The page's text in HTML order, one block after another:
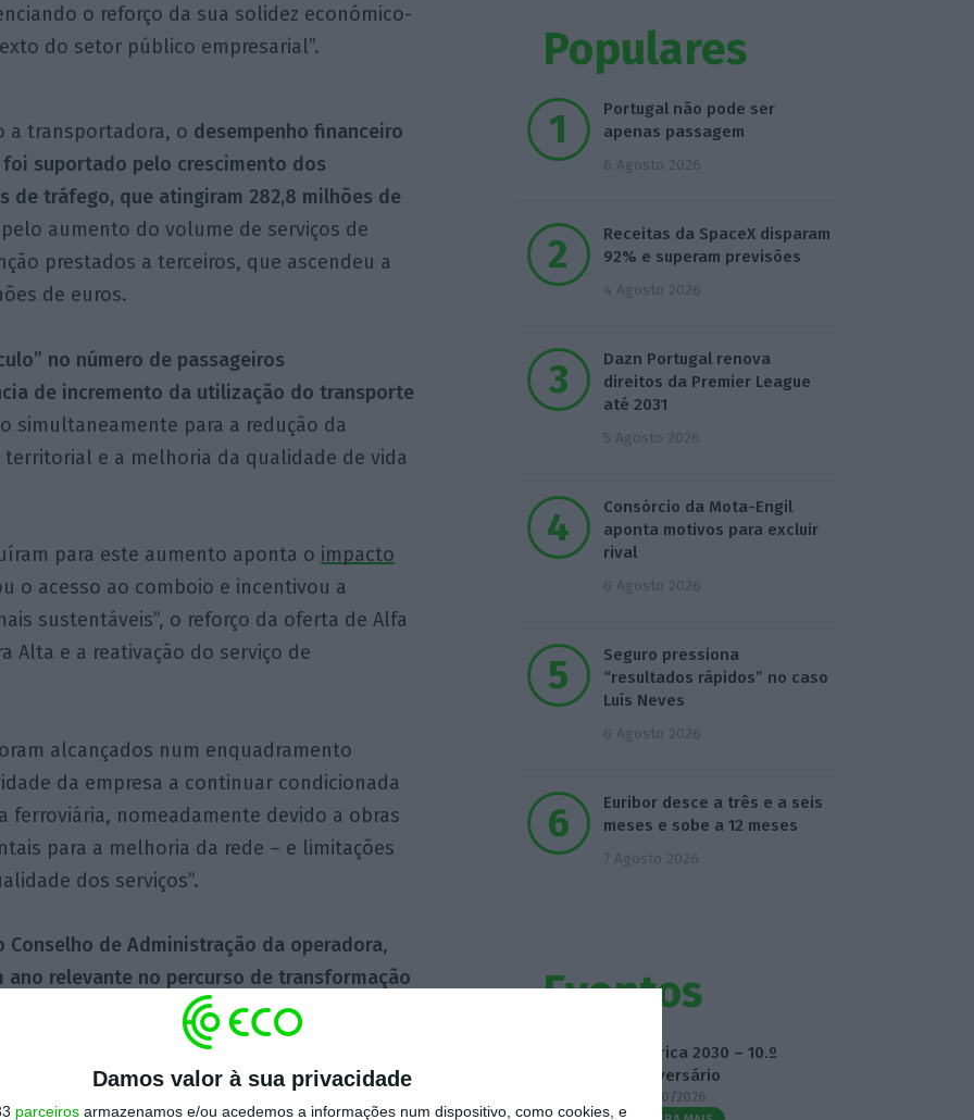
Damos valor à sua privacidade
parceiros armazenamos e/ou acedemos a informações num dispositivo, como cookies, e
o reforço da sua solidez económico-
do setor público empresarial”.
a transportadora, o desempenho financeiro
foi suportado pelo crescimento dos
de tráfego, que atingiram 282,8 milhões de
aumento do volume de serviços de
prestados a terceiros, que ascendeu a
de euros.
no número de passageiros
de incremento da utilização do transporte
simultaneamente para a redução da
e a melhoria da qualidade de vida
para este aumento aponta o impacto
o acesso ao comboio e incentivou a
sustentáveis”, o reforço da oferta de Alfa
Alta e a reativação do serviço de
alcançados num enquadramento
da empresa a continuar condicionada
nomeadamente devido a obras
para a melhoria da rede – e limitações
dos serviços”.
Conselho de Administração da operadora,
ano relevante no percurso de transformação
desafiante para a operação
capacidade de evoluir, modernizar-se e
Populares
Portugal não pode ser
apenas passagem
6 Agosto 2026
Receitas da SpaceX disparam
92% e superam previsões
4 Agosto 2026
Dazn Portugal renova
direitos da Premier League
até 2031
5 Agosto 2026
Consórcio da Mota-Engil
aponta motivos para excluir
rival
6 Agosto 2026
Seguro pressiona
“resultados rápidos” no caso
Luís Neves
6 Agosto 2026
Euribor desce a três e a seis
meses e sobe a 12 meses
7 Agosto 2026
Eventos
Fábrica 2030 – 10.º
Aniversário
14/10/2026